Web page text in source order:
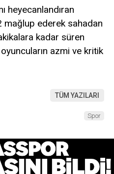
heyecanlandıran
ederek sahadan
kadar süren
azmi ve kritik
TÜM YAZILARI
Spor